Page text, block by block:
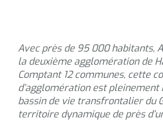
Avec près de 95 000 habitants,
la deuxième agglomération de
Comptant 12 communes, cette
d’agglomération est pleinement
bassin de vie transfrontalier du
territoire dynamique de près